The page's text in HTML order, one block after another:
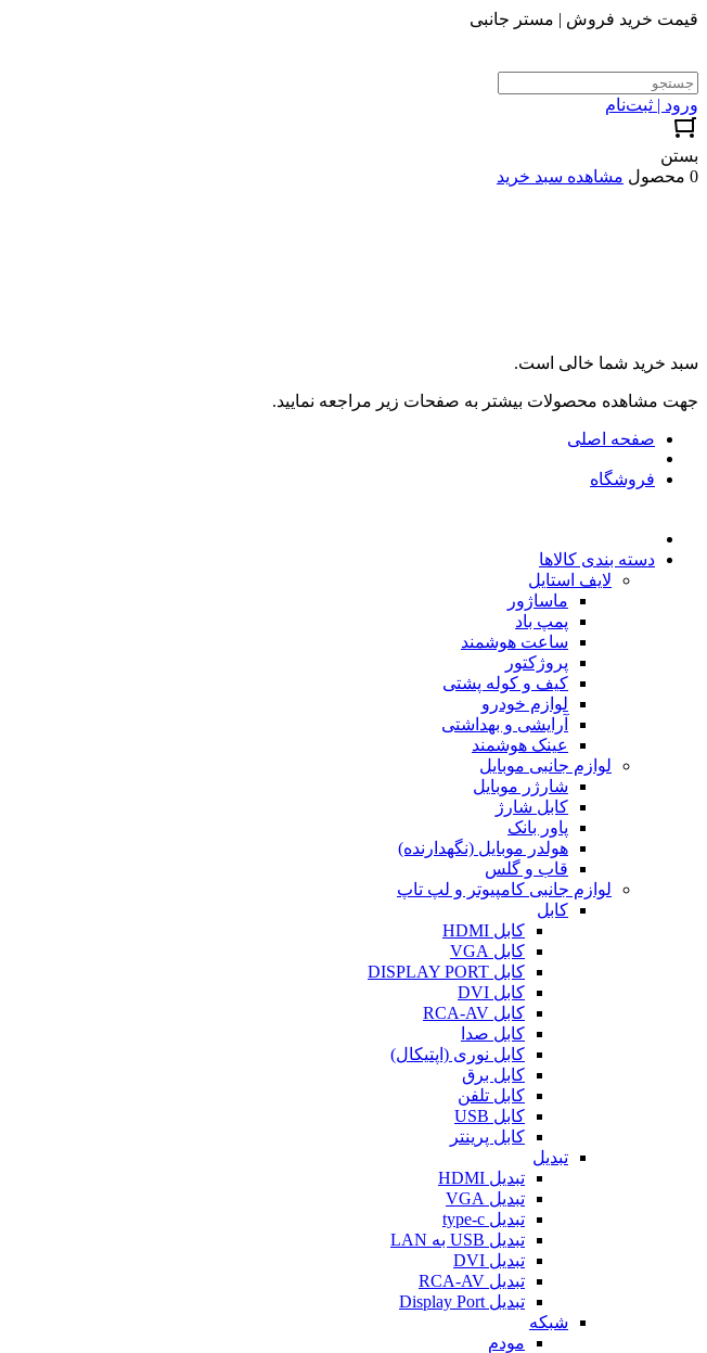
قیمت خرید فروش | مستر جانبی
ورود | ثبت‌نام
بستن
0 محصول
مشاهده سبد خرید
سبد خرید شما خالی است.
جهت مشاهده محصولات بیشتر به صفحات زیر مراجعه نمایید.
صفحه اصلی
فروشگاه
دسته بندی کالاها
لایف استایل
ماساژور
پمپ باد
ساعت هوشمند
پروژکتور
کیف و کوله پشتی
لوازم خودرو
آرایشی و بهداشتی
عینک هوشمند
لوازم جانبی موبایل
شارژر موبایل
کابل شارژ
پاور بانک
هولدر موبایل (نگهدارنده)
قاب و گلس
لوازم جانبی کامپیوتر و لپ تاپ
کابل
کابل HDMI
کابل VGA
کابل DISPLAY PORT
کابل DVI
کابل RCA-AV
کابل صدا
کابل نوری (اپتیکال)
کابل برق
کابل تلفن
کابل USB
کابل پرینتر
تبدیل
تبدیل HDMI
تبدیل VGA
تبدیل type-c
تبدیل USB به LAN
تبدیل DVI
تبدیل RCA-AV
تبدیل Display Port
شبکه
مودم